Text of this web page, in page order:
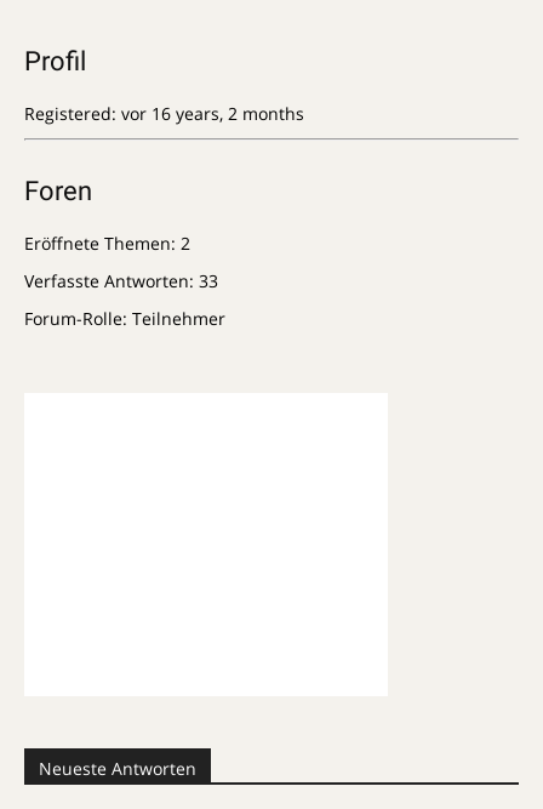
Profil
Registered: vor 16 years, 2 months
Foren
Eröffnete Themen: 2
Verfasste Antworten: 33
Forum-Rolle: Teilnehmer
Neueste Antworten